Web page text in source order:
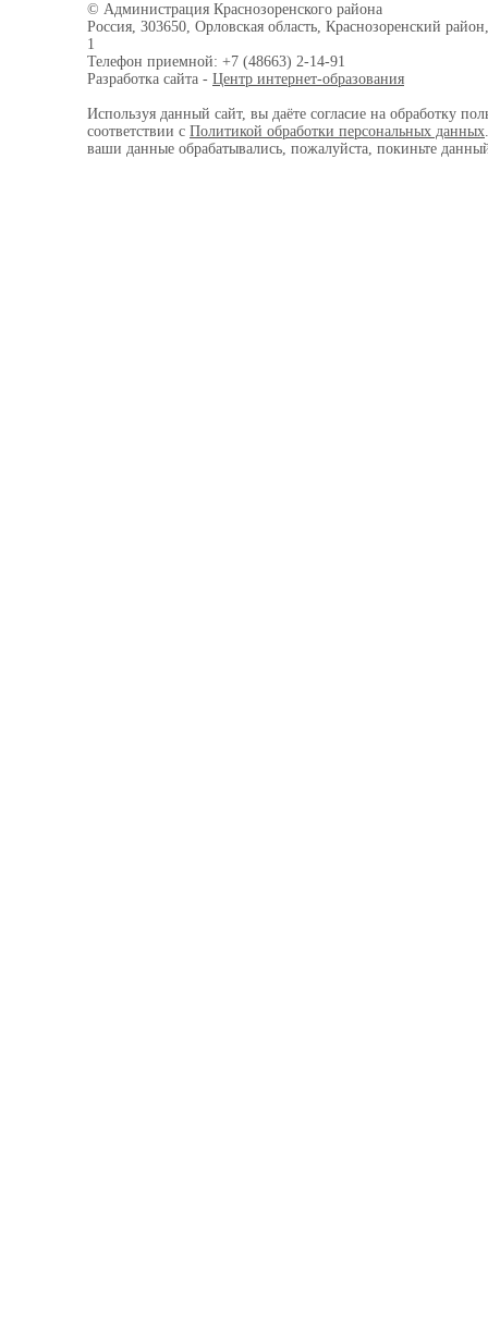
© Администрация Краснозоренского района
Россия, 303650, Орловская область, Краснозоренский
1
Телефон приемной: +7 (48663) 2-14-91
Разработка сайта - Центр интернет-образования
Используя данный сайт, вы даёте согласие на обработку
соответствии с Политикой обработки персональных данных
ваши данные обрабатывались, пожалуйста, покиньте